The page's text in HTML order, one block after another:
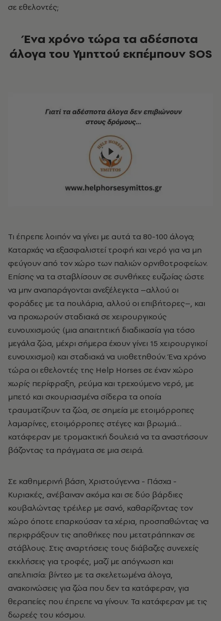
σε εθελοντές;
Ένα χρόνο τώρα τα αδέσποτα
άλογα του Υμηττού εκπέμπουν SOS
Τι έπρεπε λοιπόν να γίνει με αυτά τα 80-100 άλογα;
Καταρχάς να εξασφαλιστεί τροφή και νερό για να μη
φεύγουν από τον χώρο των παλιών ορνιθοτροφείων.
Επίσης να τα σταβλίσουν σε συνθήκες ευζωίας ώστε
να μην αναπαράγονται ανεξέλεγκτα –αλλού οι
φοράδες με τα πουλάρια, αλλού οι επιβήτορες–, και
να προχωρούν σταδιακά σε χειρουργικούς
ευνουχισμούς (μια απαιτητική διαδικασία για τόσο
μεγάλα ζώα, μέχρι σήμερα έχουν γίνει 15 χειρουργικοί
ευνουχισμοί) και σταδιακά να υιοθετηθούν. Ένα χρόνο
τώρα οι εθελοντές της Help Horses σε έναν χώρο
χωρίς περίφραξη, ρεύμα και τρεχούμενο νερό, με
μπετό και σκουριασμένα σίδερα τα οποία
τραυματίζουν τα ζώα, σε σημεία με ετοιμόρροπες
λαμαρίνες, ετοιμόρροπες στέγες και βρωμιά…
κατάφεραν με τρομακτική δουλειά να τα αναστήσουν
βάζοντας τα πράγματα σε μια σειρά.
Σε καθημερινή βάση, Χριστούγεννα - Πάσχα -
Κυριακές, ανέβαιναν ακόμα και σε δύο βάρδιες
κουβαλώντας τρέιλερ με σανό, καθαρίζοντας τον
χώρο όποτε επαρκούσαν τα χέρια, προσπαθώντας να
περιφράξουν τις αποθήκες που μετατράπηκαν σε
στάβλους. Στις αναρτήσεις τους διάβαζες συνεχείς
εκκλήσεις για τροφές, μαζί με απόγνωση και
απελπισία: βίντεο με τα σκελετωμένα άλογα,
ανακοινώσεις για ζώα που δεν τα κατάφεραν, για
θεραπείες που έπρεπε να γίνουν. Τα κατάφεραν με τις
δωρεές του κόσμου.